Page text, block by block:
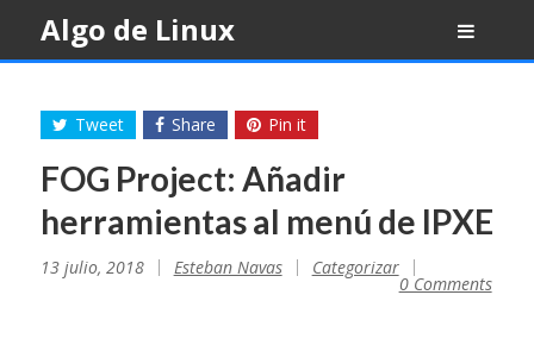
content
Algo de Linux
Tweet Share Pin it
FOG Project: Añadir
herramientas al menú de IPXE
13 julio, 2018 Esteban Navas Categorizar
0 Comments